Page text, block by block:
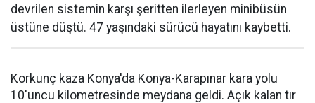
devrilen sistemin karşı şeritten ilerleyen minibüsün
üstüne düştü. 47 yaşındaki sürücü hayatını kaybetti.
Korkunç kaza Konya'da Konya-Karapınar kara yolu
10'uncu kilometresinde meydana geldi. Açık kalan tır